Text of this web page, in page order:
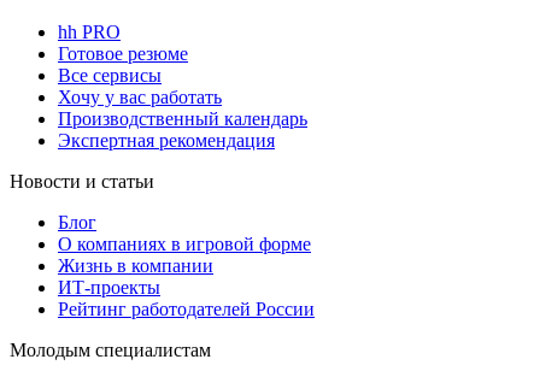
hh PRO
Готовое резюме
Все сервисы
Хочу у вас работать
Производственный календарь
Экспертная рекомендация
Новости и статьи
Блог
О компаниях в игровой форме
Жизнь в компании
ИТ-проекты
Рейтинг работодателей России
Молодым специалистам